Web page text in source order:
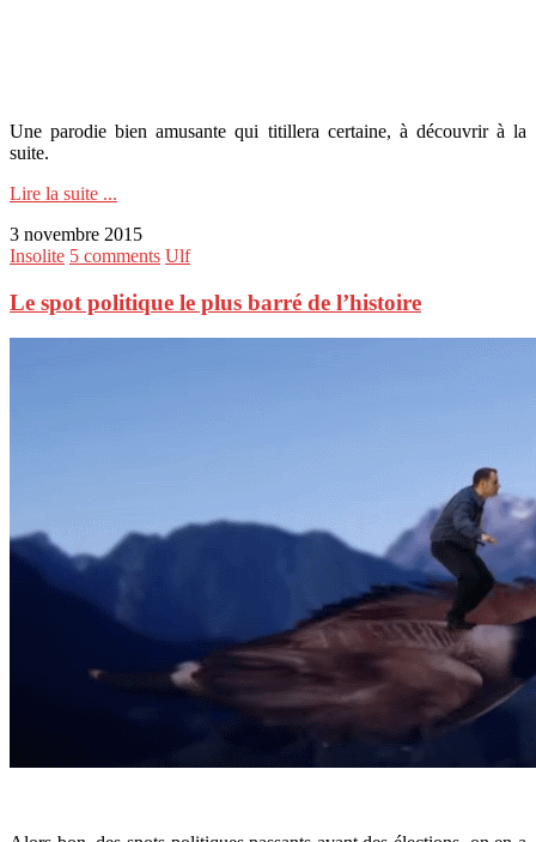
Une parodie bien amusante qui titillera certaine, à découvrir à la
suite.
Lire la suite ...
3 novembre 2015
Insolite 5 comments Ulf
Le spot politique le plus barré de l’histoire